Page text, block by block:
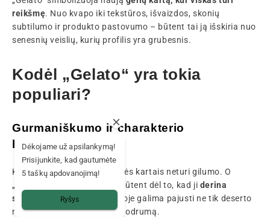
reikšmę. Nuo kvapo iki tekstūros, išvaizdos, skonių
subtilumo ir produkto pastovumo – būtent tai ją išskiria nuo
senesnių veislių, kurių profilis yra grubesnis.
Kodėl „Gelato“ yra tokia
populiari?
Gurmaniškumo ir charakterio
pusiausvyra
Kai kurios labai saldžios gėlės kartais neturi gilumo. O
„Gelato“ dažnai vertinama būtent dėl to, kad ji derina
saldumą ir sudėtingumą.
Joje galima pajusti ne tik deserto
natą, bet ir tikrą aromatinį sodrumą.
Dėkojame už apsilankymą!
Prisijunkite, kad gautumėte
5 taškų apdovanojimą!
Ryšys